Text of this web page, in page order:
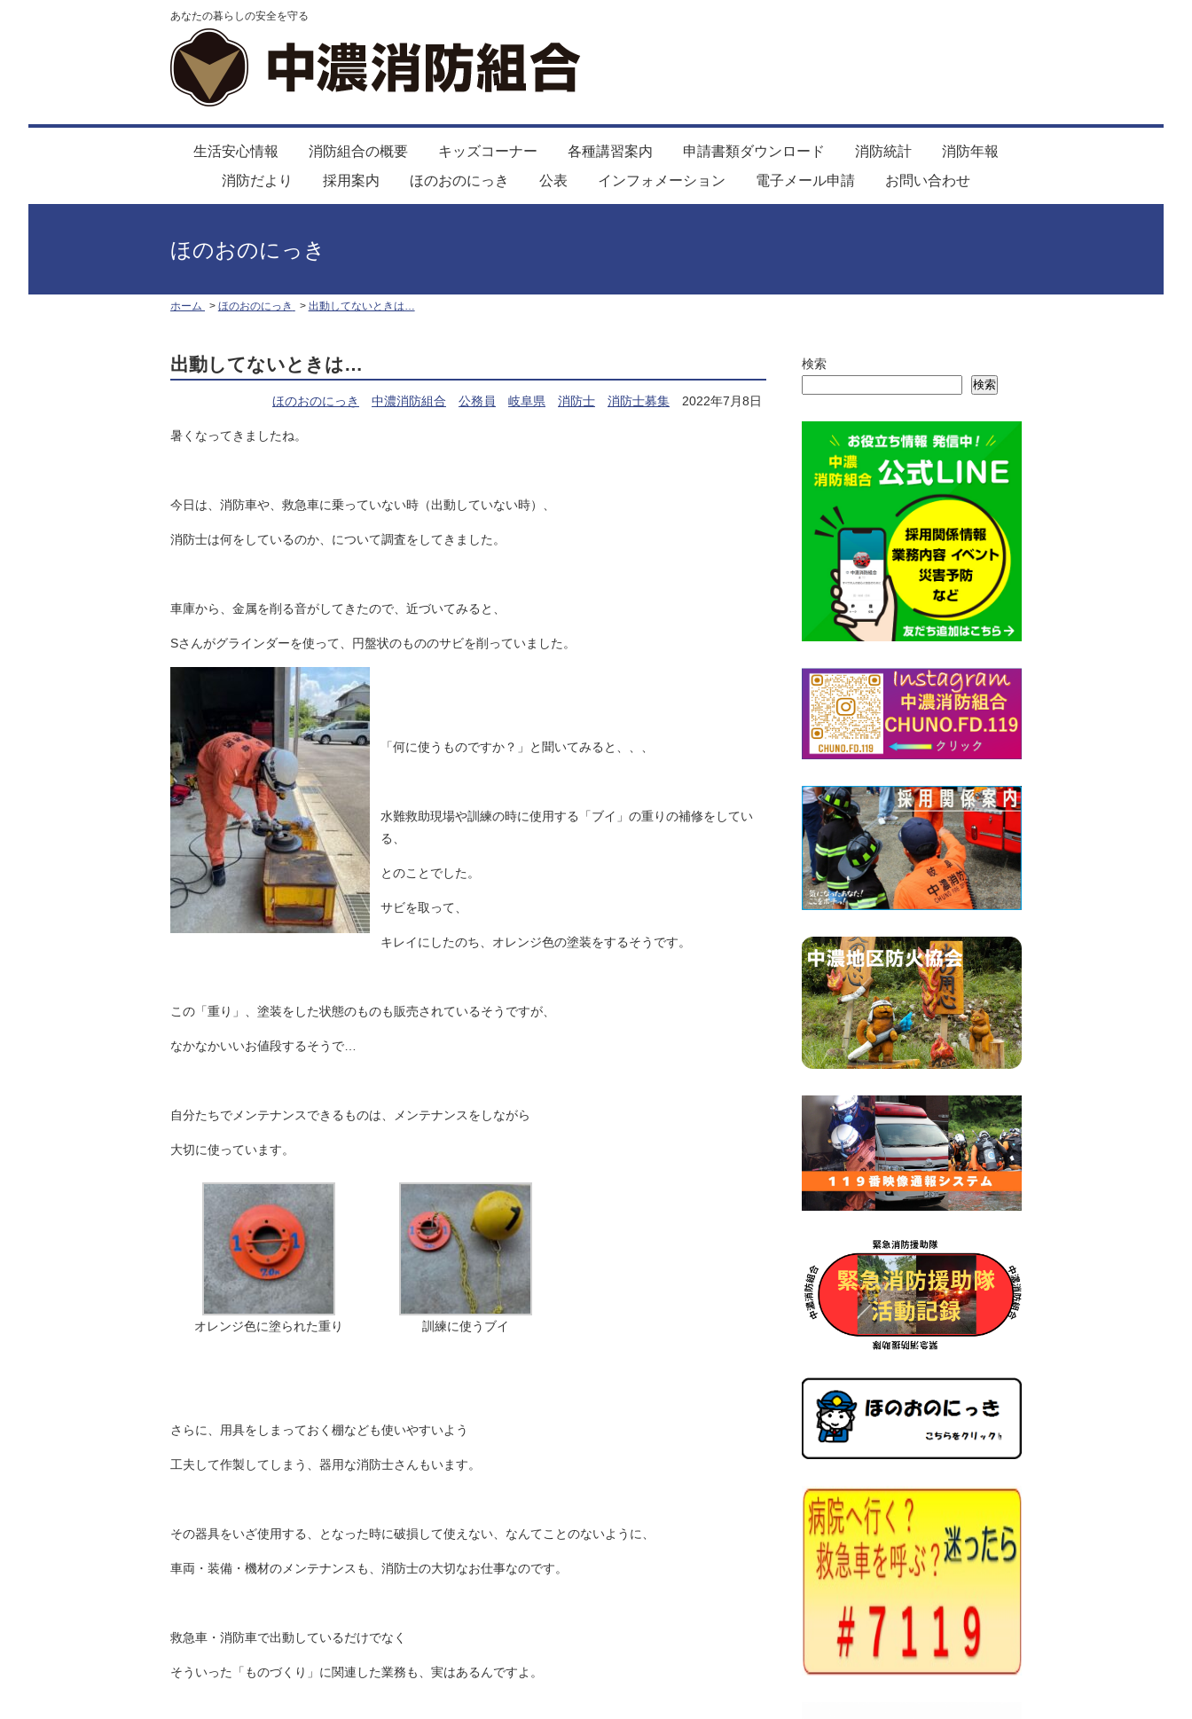
あなたの暮らしの安全を守る
生活安心情報 消防組合の概要 キッズコーナー 各種講習案内 申請書類ダウンロード 消防統計
消防年報
消防だより
採用案内 ほのおのにっき 公表 インフォメーション 電子メール申請 お問い合わせ
ほのおのにっき
ホーム ほのおのにっき 出動してないときは…
出動してないときは…
ほのおのにっき 中濃消防組合 公務員 岐阜県 消防士 消防士募集 2022年7月8日
暑くなってきましたね。
今日は、消防車や、救急車に乗っていない時（出動していない時）、
消防士は何をしているのか、について調査をしてきました。
車庫から、金属を削る音がしてきたので、近づいてみると、
Sさんがグラインダーを使って、円盤状のもののサビを削っていました。
「何に使うものですか？」と聞いてみると、、、
水難救助現場や訓練の時に使用する「ブイ」の重りの補修をしてい
る、
とのことでした。
サビを取って、
キレイにしたのち、オレンジ色の塗装をするそうです。
この「重り」、塗装をした状態のものも販売されているそうですが、
なかなかいいお値段するそうで…
自分たちでメンテナンスできるものは、メンテナンスをしながら
大切に使っています。
オレンジ色に塗られた重り 訓練に使うブイ
さらに、用具をしまっておく棚なども使いやすいよう
工夫して作製してしまう、器用な消防士さんもいます。
その器具をいざ使用する、となった時に破損して使えない、なんてことのないように、
車両・装備・機材のメンテナンスも、消防士の大切なお仕事なのです。
救急車・消防車で出動しているだけでなく
そういった「ものづくり」に関連した業務も、実はあるんですよ。
検索
検索